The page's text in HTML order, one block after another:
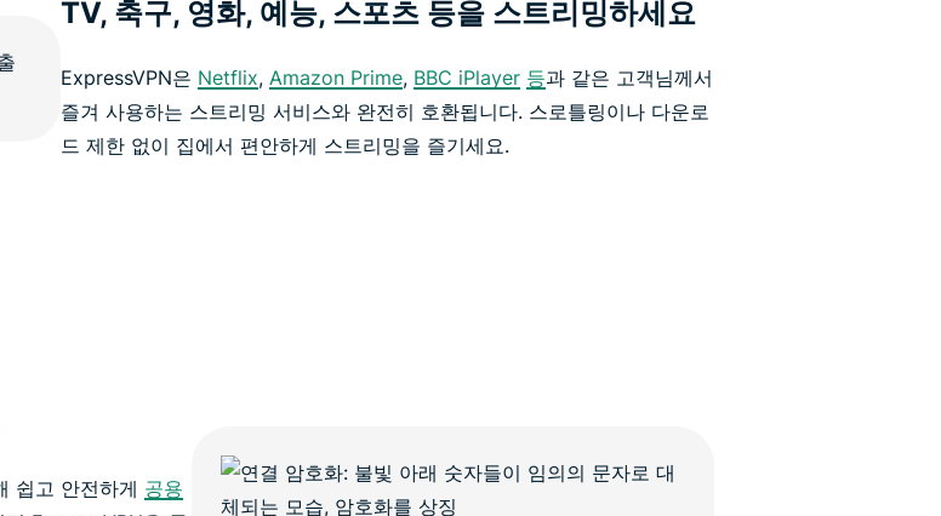
TV, 축구, 영화, 예능, 스포츠 등을 스트리밍하세요
ExpressVPN은 Netflix, Amazon Prime, BBC iPlayer 등과 같은 고객님께서
즐겨 사용하는 스트리밍 서비스와 완전히 호환됩니다. 스로틀링이나 다운로
드 제한 없이 집에서 편안하게 스트리밍을 즐기세요.
쉽고 안전하게 공용